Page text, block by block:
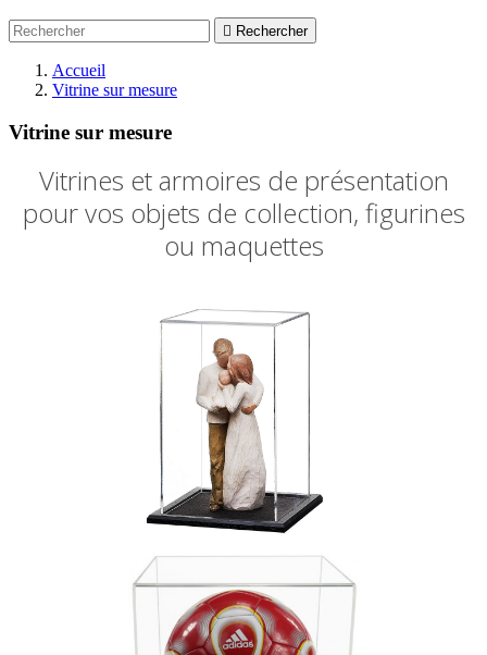
 Rechercher
Accueil
Vitrine sur mesure
Vitrine sur mesure
Vitrines et armoires de présentation
pour vos objets de collection, figurines
ou maquettes